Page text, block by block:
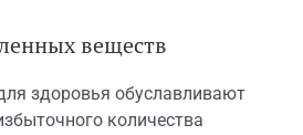
веществ
здоровья обуславливают
количества